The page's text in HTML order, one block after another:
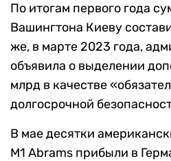
По итогам первого года
Вашингтона Киеву
же, в марте 2023 года,
объявила о выделении
млрд в качестве
долгосрочной
В мае десятки
M1 Abrams прибыли в